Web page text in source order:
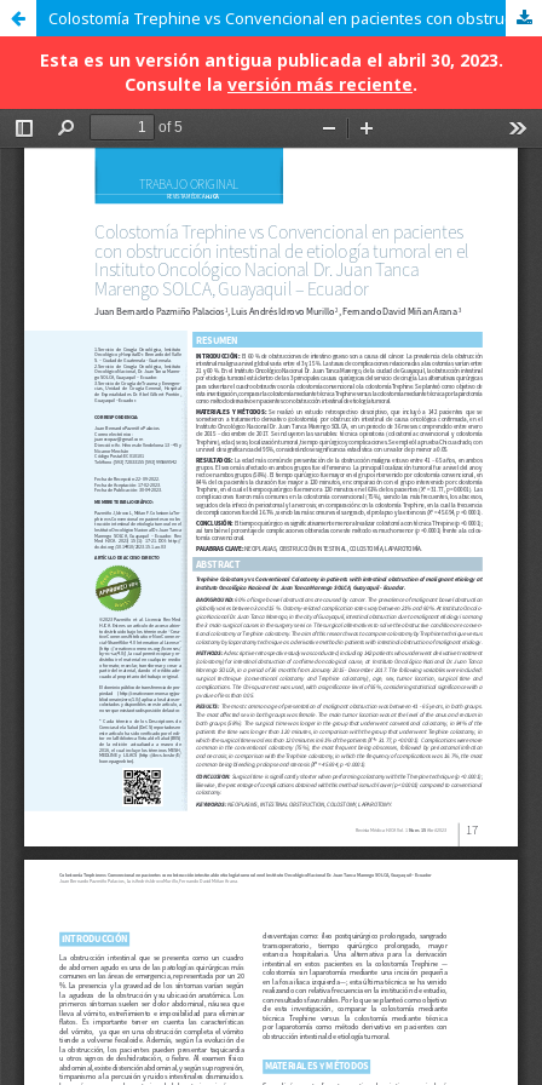
Colostomía Trephine vs Convencional en pacientes con obstrucción intestinal de etiología tumoral en el Instituto Oncológico Nacional Dr. Juan Tanca Marengo SOLCA, Guayaquil – Ecuador
Esta es un versión antigua publicada el abril 30, 2023.
Consulte la versión más reciente.